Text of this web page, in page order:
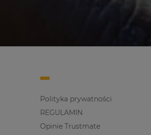
Polityka prywatności
REGULAMIN
Opinie Trustmate